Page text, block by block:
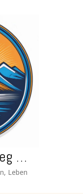
…
Leben